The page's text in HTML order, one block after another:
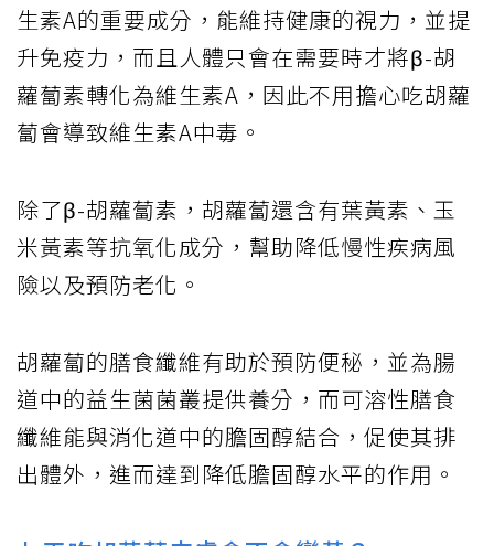
生素A的重要成分，能維持健康的視力，並提
升免疫力，而且人體只會在需要時才將β-胡
蘿蔔素轉化為維生素A，因此不用擔心吃胡蘿
蔔會導致維生素A中毒。
除了β-胡蘿蔔素，胡蘿蔔還含有葉黃素、玉
米黃素等抗氧化成分，幫助降低慢性疾病風
險以及預防老化。
胡蘿蔔的膳食纖維有助於預防便秘，並為腸
道中的益生菌菌叢提供養分，而可溶性膳食
纖維能與消化道中的膽固醇結合，促使其排
出體外，進而達到降低膽固醇水平的作用。